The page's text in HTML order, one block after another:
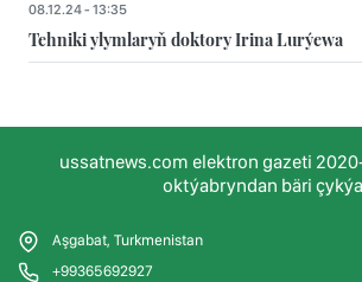
08.12.24 - 13:35
Tehniki ylymlaryň doktory Irina Lurýewa
ussatnews.com elektron gazeti
oktýabryndan bäri
Aşgabat, Turkmenistan
+99365692927